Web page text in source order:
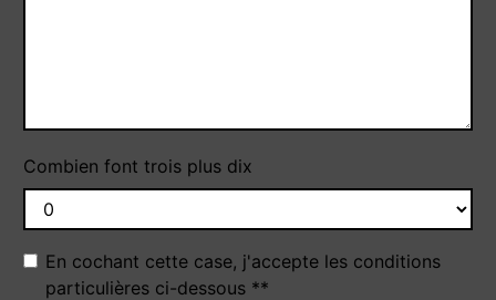
Combien font trois plus dix
En cochant cette case, j'accepte les conditions
particulières ci-dessous **